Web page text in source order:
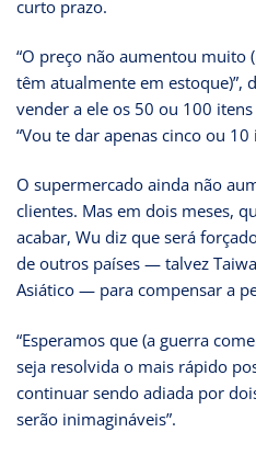
curto prazo.
“O preço não aumentou muito
têm atualmente em estoque)”,
vender a ele os 50 ou 100
“Vou te dar apenas cinco ou 10
O supermercado ainda não
clientes. Mas em dois meses,
acabar, Wu diz que será
de outros países — talvez
Asiático — para compensar a
“Esperamos que (a guerra
seja resolvida o mais rápido
continuar sendo adiada por
serão inimagináveis”.